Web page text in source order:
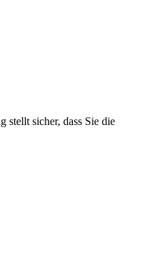
stellt sicher, dass Sie die